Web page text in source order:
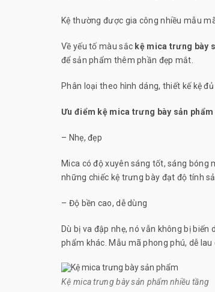
Kệ thường được gia công nhiều mẫu
Về yếu tố màu sắc kệ mica trưng bày
để sản phẩm thêm phần đẹp mắt.
Phân loại theo hình dáng, thiết kế kệ
Ưu điểm kệ mica trưng bày sản phẩm
– Nhẹ, đẹp
Mica có độ xuyên sáng tốt, sáng bóng
những chiếc kệ trưng bày đạt độ tính
– Độ bền cao, dễ dùng
Dù bị va đập nhẹ, nó vẫn không bị
phẩm khác. Mẫu mã phong phú, dễ lau
Kệ mica trưng bày sản phẩm nhiều tầng